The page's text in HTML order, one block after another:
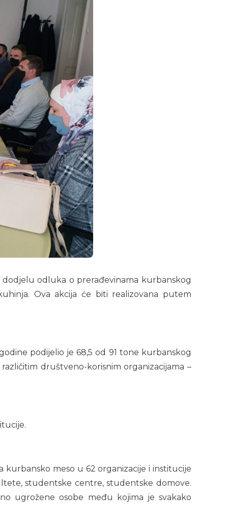
odluka o prerađevinama kurbanskog
Ova akcija će biti realizovana putem
podijelio je 68,5 od 91 tone kurbanskog
društveno-korisnim organizacijama –
kurbansko meso u 62 organizacije i institucije
studentske centre, studentske domove.
ugrožene osobe među kojima je svakako